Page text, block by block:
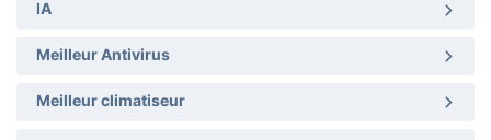
IA
Meilleur Antivirus
Meilleur climatiseur